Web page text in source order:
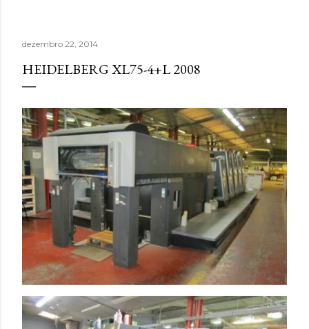
dezembro 22, 2014
HEIDELBERG XL75-4+L 2008